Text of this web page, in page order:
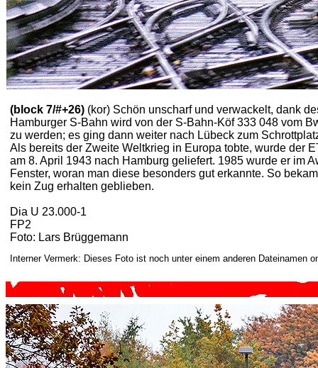
(block 7/#+26) (kor) Schön unscharf und verwackelt, dank
Hamburger S-Bahn wird von der S-Bahn-Köf 333 048 vom
zu werden; es ging dann weiter nach Lübeck zum
Als bereits der Zweite Weltkrieg in Europa tobte, wurde der
am 8. April 1943 nach Hamburg geliefert. 1985 wurde er im
Fenster, woran man diese besonders gut erkannte. So
kein Zug erhalten geblieben.
Dia U 23.000-1
FP2
Foto: Lars Brüggemann
Interner Vermerk: Dieses Foto ist noch unter einem anderen Dateinamen